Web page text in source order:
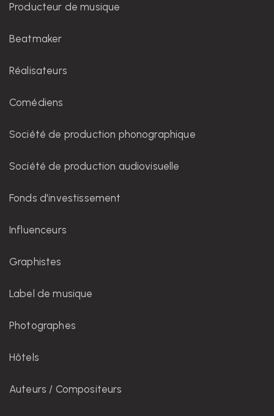
Producteur de musique
Beatmaker
Réalisateurs
Comédiens
Société de production phonographique
Société de production audiovisuelle
Fonds d'investissement
Influenceurs
Graphistes
Label de musique
Photographes
Hôtels
Auteurs / Compositeurs